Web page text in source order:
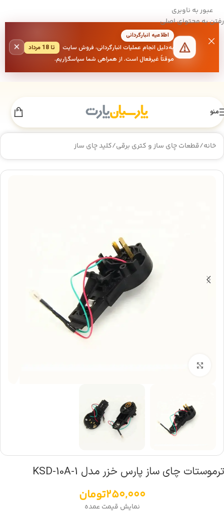
عبور به ناوبری
رفتن به محتوای اصلی
اطلاعیه انبارگردانی
به‌دلیل انجام عملیات انبارگردانی، فروش سایت
تا 18 مرداد
موقتاً غیرفعال است. از همراهی شما سپاسگزاریم.
×
منو
خانه/قطعات چای ساز و کتری برقی/کلید چای ساز
ترموستات چای ساز پارس خزر مدل KSD-10A-1
250,000تومان
نمایش قیمت عمده